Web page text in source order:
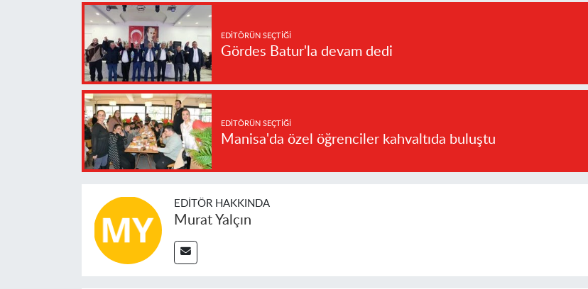
EDITÖRÜN SEÇTIĞI
Gördes Batur'la devam dedi
EDITÖRÜN SEÇTIĞI
Manisa'da özel öğrenciler kahvaltıda buluştu
EDITÖR HAKKINDA
Murat Yalçın